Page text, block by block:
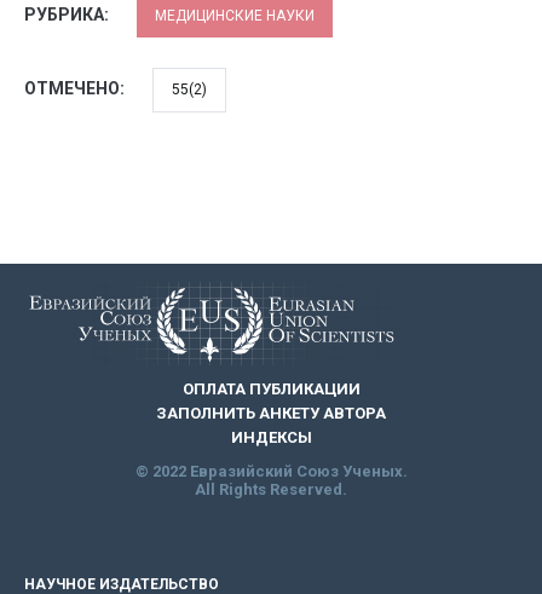
РУБРИКА: МЕДИЦИНСКИЕ НАУКИ
ОТМЕЧЕНО: 55(2)
ОПЛАТА ПУБЛИКАЦИИ
ЗАПОЛНИТЬ АНКЕТУ АВТОРА
ИНДЕКСЫ
© 2022 Евразийский Союз Ученых.
All Rights Reserved.
НАУЧНОЕ ИЗДАТЕЛЬСТВО